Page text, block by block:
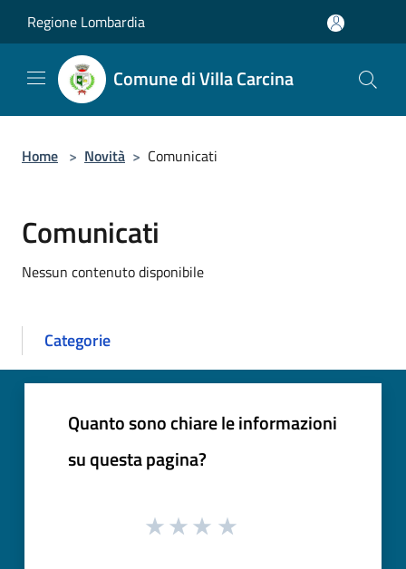
Regione Lombardia
Comune di Villa Carcina
Home > Novità > Comunicati
Comunicati
Nessun contenuto disponibile
Categorie
Quanto sono chiare le informazioni
su questa pagina?